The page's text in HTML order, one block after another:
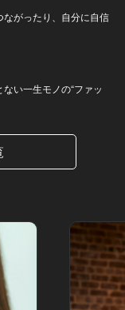
がったり、自分に自信
い一生モノの“ファッ